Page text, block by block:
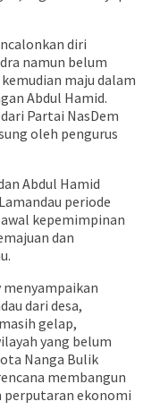
diri
namun belum
maju dalam
Abdul Hamid.
Partai NasDem
oleh pengurus
Abdul Hamid
periode
kepemimpinan
dan
dari desa,
gelap,
yang belum
Nanga Bulik
membangun
ekonomi